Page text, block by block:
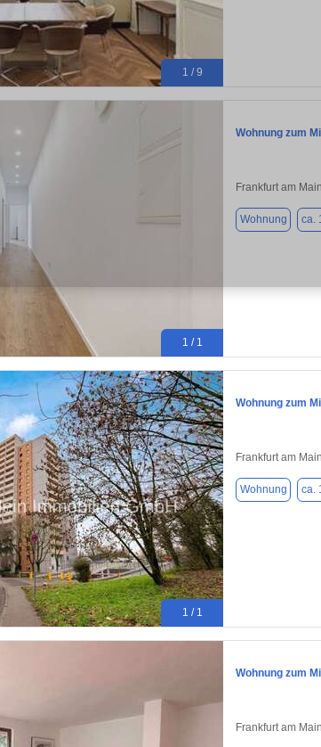
1 / 9
1 / 1
Wohnung zum
Frankfurt am
Wohnung ca.
1 / 1
Wohnung zum
Frankfurt am
Wohnung ca.
Wohnung zum
Frankfurt am